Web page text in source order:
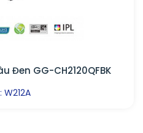
Đen GG-CH2120QFBK
W212A